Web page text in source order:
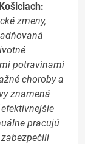
zmeny,
potravinami
choroby a
znamená
pracujú